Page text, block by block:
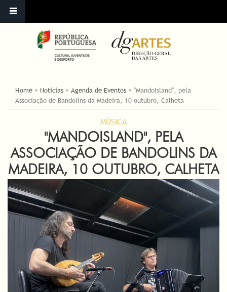
ESTÁ AQUI
Home » Noticias » Agenda de Eventos » "MandoIsland", pela
Associação de Bandolins da Madeira, 10 outubro, Calheta
MÚSICA
"MANDOISLAND", PELA
ASSOCIAÇÃO DE BANDOLINS DA
MADEIRA, 10 OUTUBRO, CALHETA